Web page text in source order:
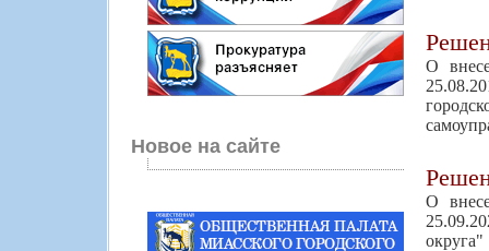
Новое на сайте
О
О
округа"